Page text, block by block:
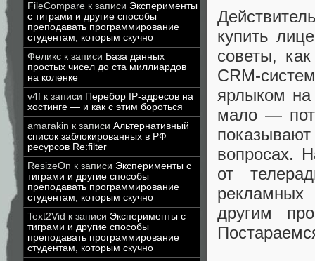
FileCompare к записи Эксперименты
с тиграми и другие способы
преподавать программирование
студентам, которым скучно
Феликс к записи База данных
простых чисел до ста миллиардов
на коленке
v4f к записи Перебор IP-адресов на
хостинге — и как с этим бороться
amarakin к записи Альтернативный
список заблокированных в РФ
ресурсов Re:filter
ResizeOn к записи Эксперименты с
тиграми и другие способы
преподавать программирование
студентам, которым скучно
Text2Vid к записи Эксперименты с
тиграми и другие способы
преподавать программирование
студентам, которым скучно
купить
советы,
CRM-
ярлыком на
мало —
вопросах.
от
другим